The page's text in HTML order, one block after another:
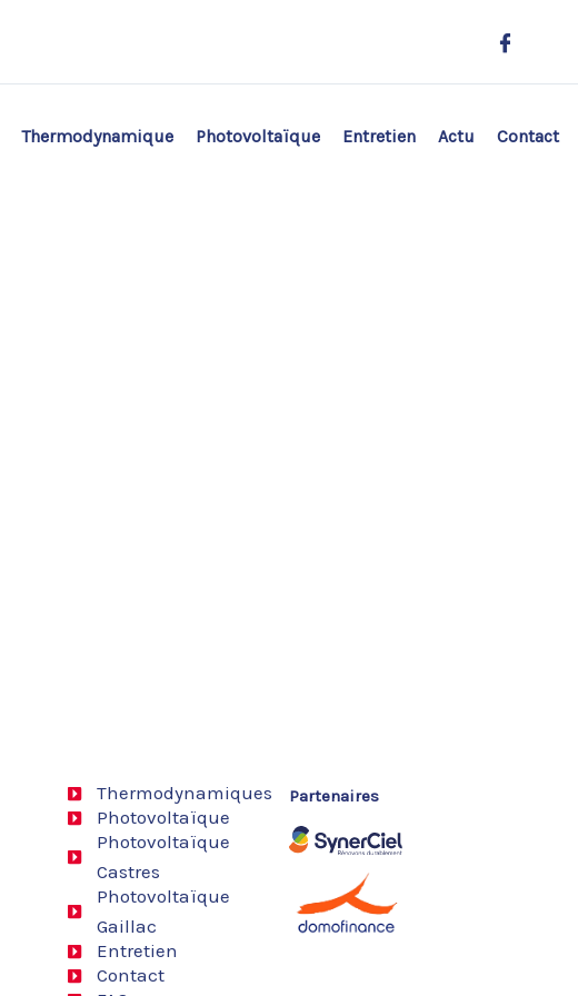
Thermodynamique Photovoltaïque Entretien Actu Contact
Thermodynamiques
Photovoltaïque
Photovoltaïque
Castres
Photovoltaïque
Gaillac
Entretien
Contact
Partenaires